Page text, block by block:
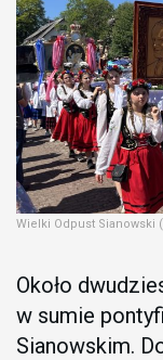
Wielki Odpust Sianowski
Około
w sumie
Sianowskim.